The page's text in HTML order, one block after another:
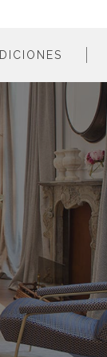
2025
2024
2023
2022
2021
2020
2019
2018
2017